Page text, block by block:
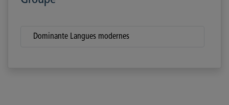
Dominante Langues modernes